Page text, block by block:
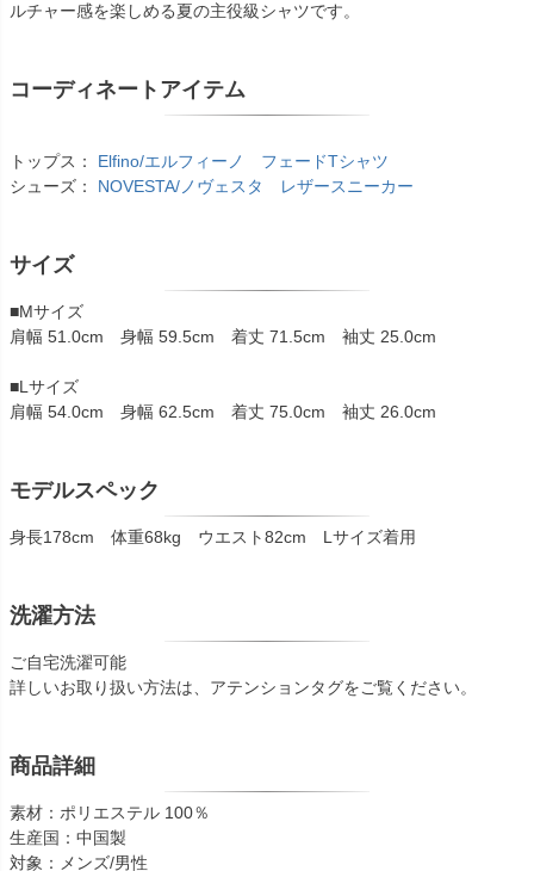
ルチャー感を楽しめる夏の主役級シャツです。
コーディネートアイテム
トップス：
Elfino/エルフィーノ フェードTシャツ
シューズ：
NOVESTA/ノヴェスタ レザースニーカー
サイズ
■Mサイズ
肩幅 51.0cm 身幅 59.5cm 着丈 71.5cm 袖丈 25.0cm
■Lサイズ
肩幅 54.0cm 身幅 62.5cm 着丈 75.0cm 袖丈 26.0cm
モデルスペック
身長178cm 体重68kg ウエスト82cm Lサイズ着用
洗濯方法
ご自宅洗濯可能
詳しいお取り扱い方法は、アテンションタグをご覧ください。
商品詳細
素材：ポリエステル 100％
生産国：中国製
対象：メンズ/男性